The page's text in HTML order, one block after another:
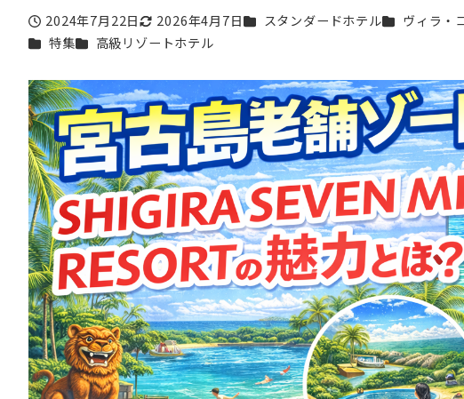
投稿日
2024年7月22日
更新日
2026年4月7日カテゴリー
スタンダードホテルカテゴリー
ヴィラ・
カテゴリー
特集カテゴリー
高級リゾートホテル